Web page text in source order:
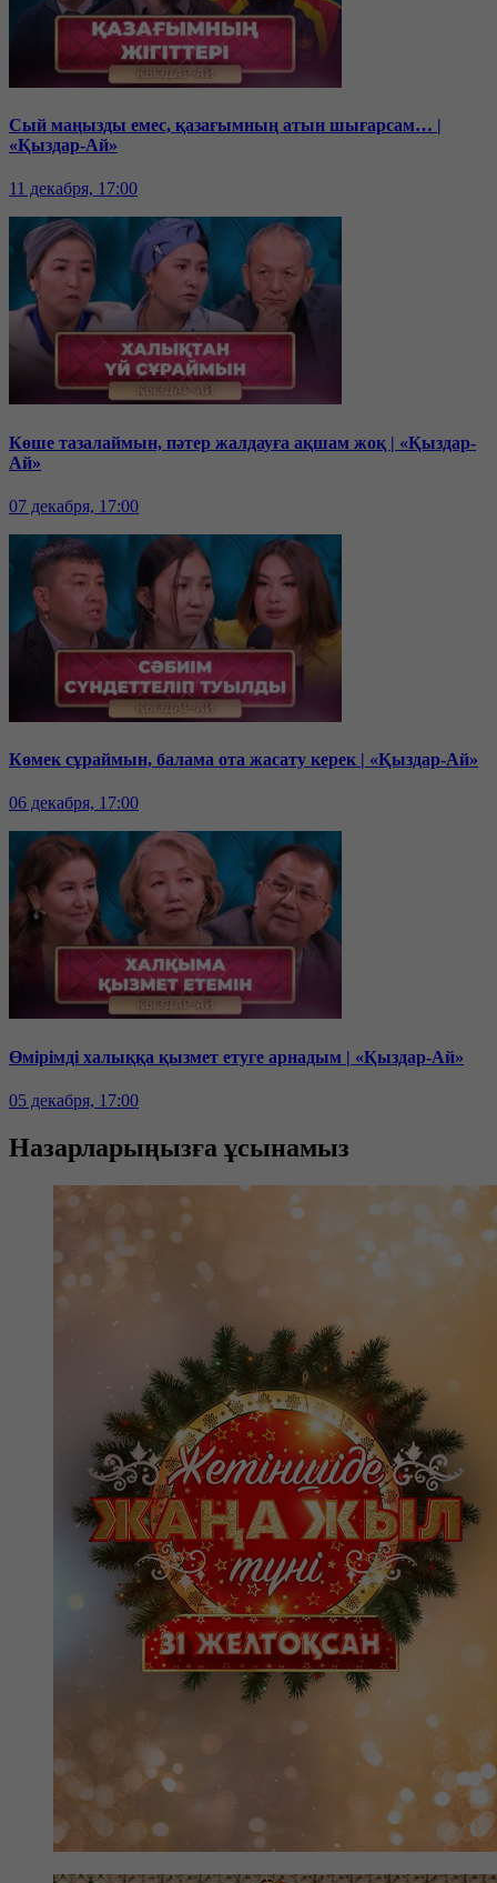
Сый маңызды емес, қазағымның атын шығарсам… |
«Қыздар-Ай»
11 декабря, 17:00
Көше тазалаймын, пәтер жалдауға ақшам жоқ | «Қыздар-
Ай»
07 декабря, 17:00
Көмек сұраймын, балама ота жасату керек | «Қыздар-Ай»
06 декабря, 17:00
Өмірімді халыққа қызмет етуге арнадым | «Қыздар-Ай»
05 декабря, 17:00
Назарларыңызға ұсынамыз